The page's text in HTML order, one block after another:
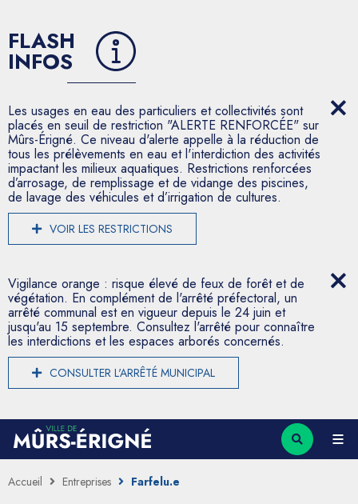
FLASH
INFOS
Les usages en eau des particuliers et collectivités sont
placés en seuil de restriction "ALERTE RENFORCÉE" sur
Mûrs-Érigné. Ce niveau d'alerte appelle à la réduction de
tous les prélèvements en eau et l'interdiction des activités
impactant les milieux aquatiques. Restrictions renforcées
d’arrosage, de remplissage et de vidange des piscines,
de lavage des véhicules et d’irrigation de cultures.
VOIR LES RESTRICTIONS
Vigilance orange : risque élevé de feux de forêt et de
végétation. En complément de l'arrêté préfectoral, un
arrêté communal est en vigueur depuis le 24 juin et
jusqu'au 15 septembre. Consultez l'arrêté pour connaître
les interdictions et les espaces arborés concernés.
CONSULTER L'ARRÊTÉ MUNICIPAL
Accueil Entreprises Farfelu.e